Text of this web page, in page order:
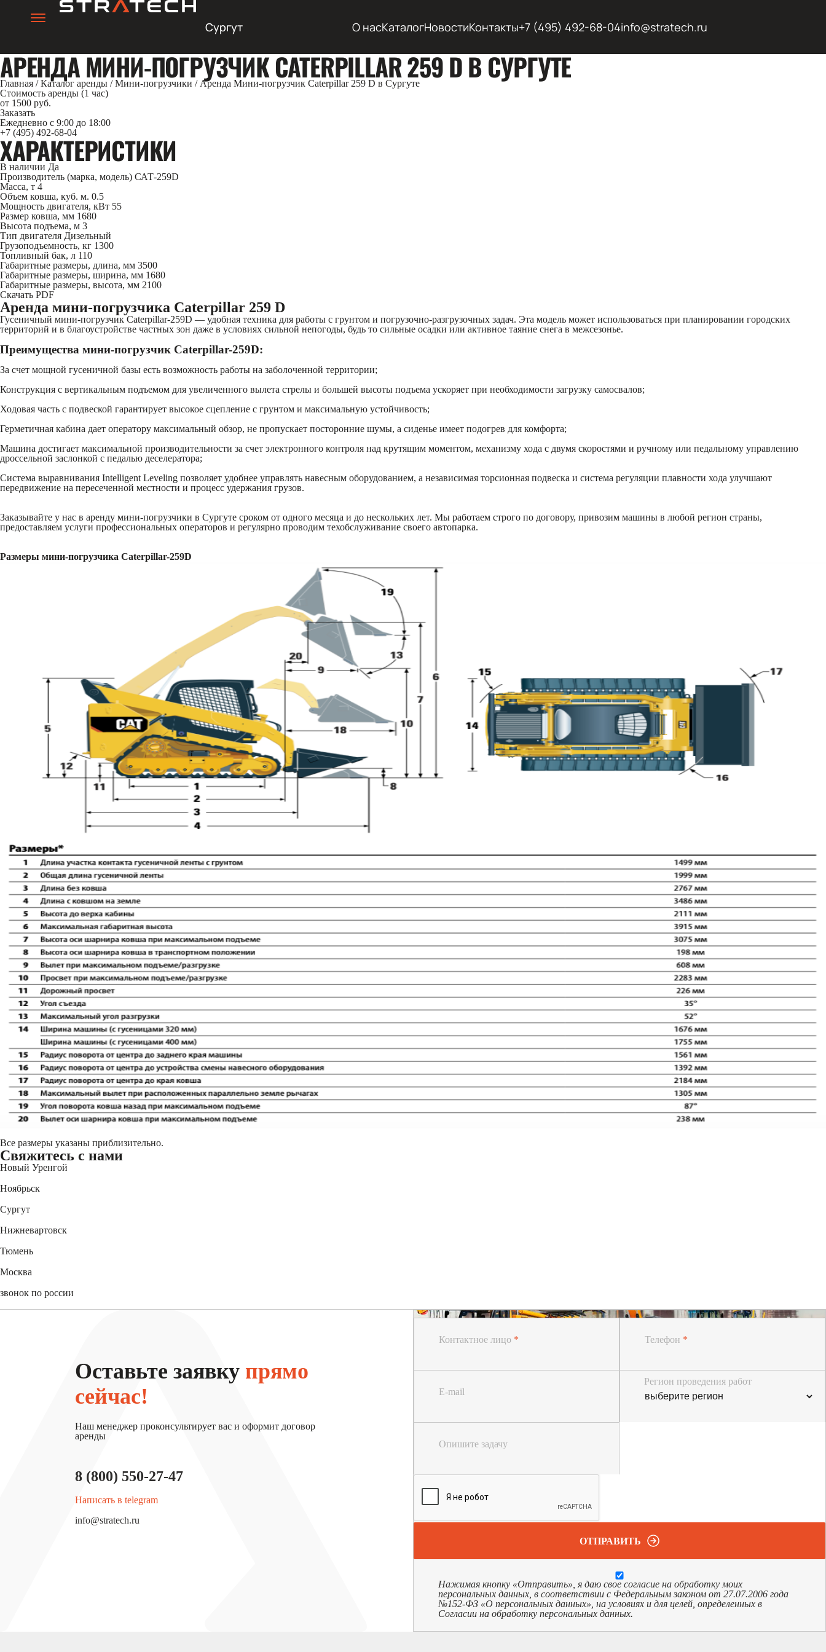
Сургут О насКаталогНовостиКонтакты+7 (495) 492-68-04info@stratech.ru
АРЕНДА МИНИ-ПОГРУЗЧИК СATERPILLAR 259 D В СУРГУТЕ
Главная / Каталог аренды / Мини-погрузчики / Аренда Мини-погрузчик Сaterpillar 259 D в Сургуте
Стоимость аренды (1 час)
от 1500 руб.
Заказать
Ежедневно с 9:00 до 18:00
+7 (495) 492-68-04
ХАРАКТЕРИСТИКИ
В наличии Да
Производитель (марка, модель) САТ-259D
Масса, т 4
Объем ковша, куб. м. 0.5
Мощность двигателя, кВт 55
Размер ковша, мм 1680
Высота подъема, м 3
Тип двигателя Дизельный
Грузоподъемность, кг 1300
Топливный бак, л 110
Габаритные размеры, длина, мм 3500
Габаритные размеры, ширина, мм 1680
Габаритные размеры, высота, мм 2100
Скачать PDF
Аренда мини-погрузчика Caterpillar 259 D
Гусеничный мини-погрузчик Caterpillar-259D — удобная техника для работы с грунтом и погрузочно-разгрузочных задач. Эта модель может использоваться при планировании городских
территорий и в благоустройстве частных зон даже в условиях сильной непогоды, будь то сильные осадки или активное таяние снега в межсезонье.
Преимущества мини-погрузчик Caterpillar-259D:
За счет мощной гусеничной базы есть возможность работы на заболоченной территории;
Конструкция с вертикальным подъемом для увеличенного вылета стрелы и большей высоты подъема ускоряет при необходимости загрузку самосвалов;
Ходовая часть с подвеской гарантирует высокое сцепление с грунтом и максимальную устойчивость;
Герметичная кабина дает оператору максимальный обзор, не пропускает посторонние шумы, а сиденье имеет подогрев для комфорта;
Машина достигает максимальной производительности за счет электронного контроля над крутящим моментом, механизму хода с двумя скоростями и ручному или педальному управлению
дроссельной заслонкой с педалью деселератора;
Система выравнивания Intelligent Leveling позволяет удобнее управлять навесным оборудованием, а независимая торсионная подвеска и система регуляции плавности хода улучшают
передвижение на пересеченной местности и процесс удержания грузов.
Заказывайте у нас в аренду мини-погрузчики в Сургуте сроком от одного месяца и до нескольких лет. Мы работаем строго по договору, привозим машины в любой регион страны,
предоставляем услуги профессиональных операторов и регулярно проводим техобслуживание своего автопарка.
Размеры мини-погрузчика Caterpillar-259D
Все размеры указаны приблизительно.
Свяжитесь с нами
Новый Уренгой
Ноябрьск
Сургут
Нижневартовск
Тюмень
Москва
звонок по россии
Оставьте заявку прямо
сейчас!
Наш менеджер проконсультирует вас и оформит договор
аренды
8 (800) 550-27-47
Написать в telegram
info@stratech.ru
Контактное лицо * Телефон *
E-mail
Регион проведения работ
Опишите задачу
ОТПРАВИТЬ
Нажимая кнопку «Отправить», я даю свое согласие на обработку моих
персональных данных, в соответствии с Федеральным законом от 27.07.2006 года
№152-ФЗ «О персональных данных», на условиях и для целей, определенных в
Согласии на обработку персональных данных.